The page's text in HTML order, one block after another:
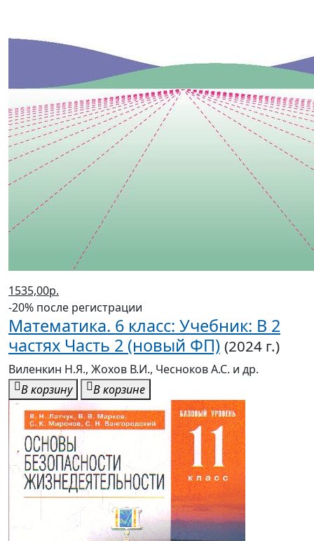
1535,00р.
-20% после регистрации
Математика. 6 класс: Учебник: В 2
частях Часть 2 (новый ФП) (2024 г.)
Виленкин Н.Я., Жохов В.И., Чесноков А.С. и др.
В корзину
В корзине